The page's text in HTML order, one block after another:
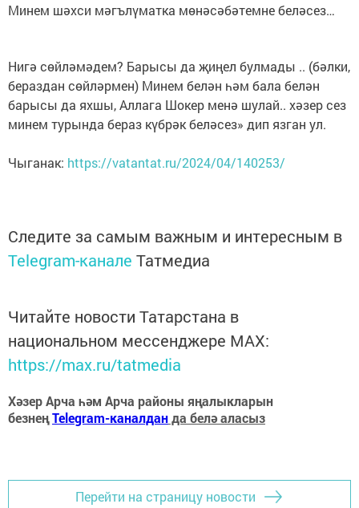
Минем шәхси мәгълүматка мөнәсәбәтемне беләсез…
Нигә сөйләмәдем? Барысы да җиңел булмады .. (бәлки,
бераздан сөйләрмен) Минем белән һәм бала белән
барысы да яхшы, Аллага Шокер менә шулай.. хәзер сез
минем турында бераз күбрәк беләсез» дип язган ул.
Чыганак: https://vatantat.ru/2024/04/140253/
Следите за самым важным и интересным в
Telegram-канале Татмедиа
Читайте новости Татарстана в
национальном мессенджере MАХ:
https://max.ru/tatmedia
Хәзер Арча һәм Арча районы яңалыкларын
безнеңTelegram-каналданда белә аласыз
Перейти на страницу новости